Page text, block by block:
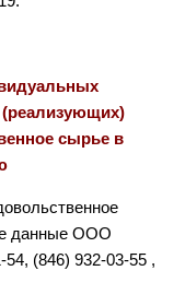
сырье в
данные ООО
(846) 932-03-55 ,